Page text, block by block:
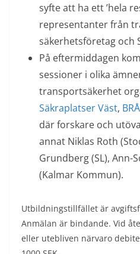
syfte att ha ett ’hela
representanter från
säkerhetsföretag och
På eftermiddagen
sessioner i olika
transportsäkerhet
Säkraplatser Väst, BRÅ
där forskare och
annat Niklas Roth
Grundberg (SL), Ann-
(Kalmar Kommun).
Utbildningstillfället är
Anmälan är bindande. Vid
eller utebliven närvaro